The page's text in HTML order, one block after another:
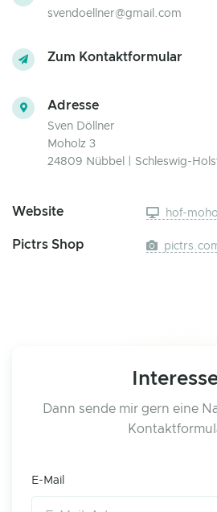
svendoellner@gmail.com
Zum Kontaktformular
Adresse
Sven Döllner
Moholz 3
24809 Nübbel | Schleswig-
Website hof-
Pictrs Shop
Dann sende mir gern eine
E-Mail